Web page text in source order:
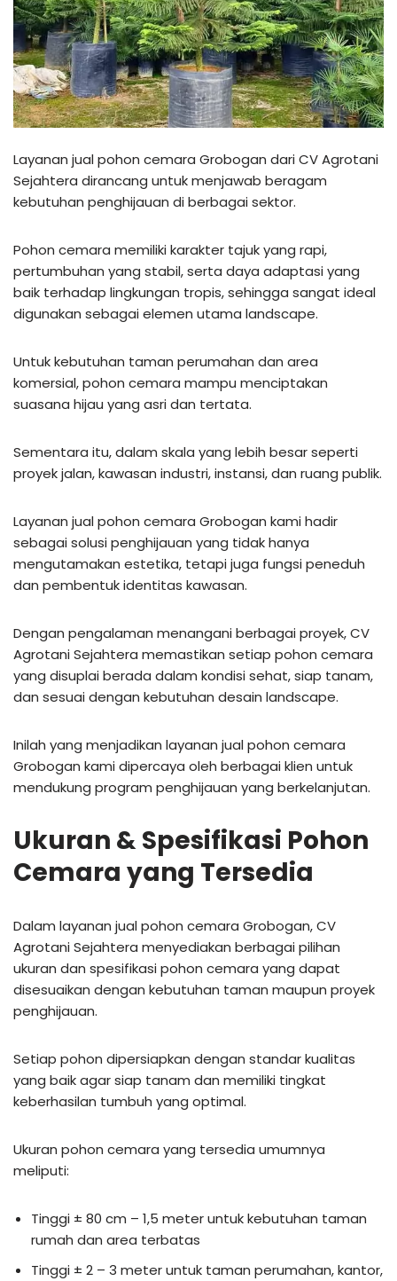
Layanan jual pohon cemara Grobogan dari CV Agrotani
Sejahtera dirancang untuk menjawab beragam
kebutuhan penghijauan di berbagai sektor.
Pohon cemara memiliki karakter tajuk yang rapi,
pertumbuhan yang stabil, serta daya adaptasi yang
baik terhadap lingkungan tropis, sehingga sangat ideal
digunakan sebagai elemen utama landscape.
Untuk kebutuhan taman perumahan dan area
komersial, pohon cemara mampu menciptakan
suasana hijau yang asri dan tertata.
Sementara itu, dalam skala yang lebih besar seperti
proyek jalan, kawasan industri, instansi, dan ruang publik.
Layanan jual pohon cemara Grobogan kami hadir
sebagai solusi penghijauan yang tidak hanya
mengutamakan estetika, tetapi juga fungsi peneduh
dan pembentuk identitas kawasan.
Dengan pengalaman menangani berbagai proyek, CV
Agrotani Sejahtera memastikan setiap pohon cemara
yang disuplai berada dalam kondisi sehat, siap tanam,
dan sesuai dengan kebutuhan desain landscape.
Inilah yang menjadikan layanan jual pohon cemara
Grobogan kami dipercaya oleh berbagai klien untuk
mendukung program penghijauan yang berkelanjutan.
Ukuran & Spesifikasi Pohon
Cemara yang Tersedia
Dalam layanan jual pohon cemara Grobogan, CV
Agrotani Sejahtera menyediakan berbagai pilihan
ukuran dan spesifikasi pohon cemara yang dapat
disesuaikan dengan kebutuhan taman maupun proyek
penghijauan.
Setiap pohon dipersiapkan dengan standar kualitas
yang baik agar siap tanam dan memiliki tingkat
keberhasilan tumbuh yang optimal.
Ukuran pohon cemara yang tersedia umumnya
meliputi:
Tinggi ± 80 cm – 1,5 meter untuk kebutuhan taman
rumah dan area terbatas
Tinggi ± 2 – 3 meter untuk taman perumahan, kantor,